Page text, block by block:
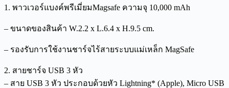
1. พาวเวอร์แบงค์พรีเมี่ยมMagsafe ความจุ 10,000 mAh
– ขนาดของสินค้า W.2.2 x L.6.4 x H.9.5 cm.
– รองรับการใช้งานชาร์จไร้สายระบบแม่เหล็ก MagSafe
2. สายชาร์จ USB 3 หัว
– สาย USB 3 หัว ประกอบด้วยหัว Lightning* (Apple), Micro USB